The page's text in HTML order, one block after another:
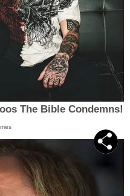
The Bible Condemns!